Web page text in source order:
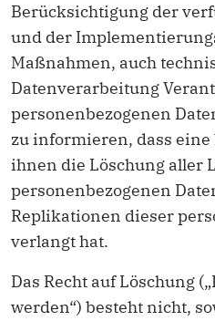
Berücksichtigung der
und der
Maßnahmen, auch
Datenverarbeitung
personenbezogenen
zu informieren, dass
ihnen die Löschung aller
personenbezogenen
Replikationen dieser
verlangt hat.
Das Recht auf Löschung
werden“) besteht nicht,